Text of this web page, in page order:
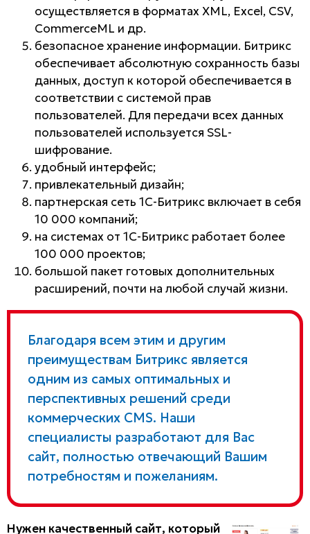
осуществляется в форматах XML, Excel, CSV,
CommerceML и др.
безопасное хранение информации. Битрикс
обеспечивает абсолютную сохранность базы
данных, доступ к которой обеспечивается в
соответствии с системой прав
пользователей. Для передачи всех данных
пользователей используется SSL-
шифрование.
удобный интерфейс;
привлекательный дизайн;
партнерская сеть 1С-Битрикс включает в себя
10 000 компаний;
на системах от 1С-Битрикс работает более
100 000 проектов;
большой пакет готовых дополнительных
расширений, почти на любой случай жизни.
Благодаря всем этим и другим
преимуществам Битрикс является
одним из самых оптимальных и
перспективных решений среди
коммерческих CMS. Наши
специалисты разработают для Вас
сайт, полностью отвечающий Вашим
потребностям и пожеланиям.
Нужен качественный сайт, который